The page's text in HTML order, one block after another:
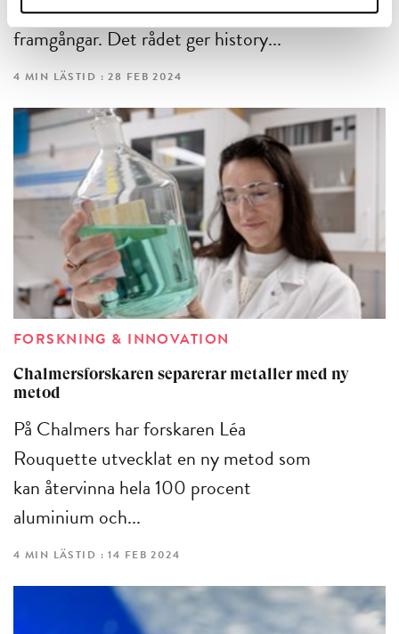
beslut. Ingen vill läsa enbart om
framgångar. Det rådet ger history...
4 MIN LÄSTID : 28 FEB 2024
FORSKNING & INNOVATION
Chalmersforskaren separerar metaller med ny
metod
På Chalmers har forskaren Léa
Rouquette utvecklat en ny metod som
kan återvinna hela 100 procent
aluminium och...
4 MIN LÄSTID : 14 FEB 2024